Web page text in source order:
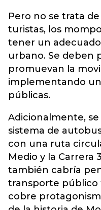
Pero no se trata
turistas, los
tener un
urbano. Se deben
promuevan la
implementando
públicas.
Adicionalmente,
sistema de
con una ruta
Medio y la Carrera
también cabría
transporte público
cobre